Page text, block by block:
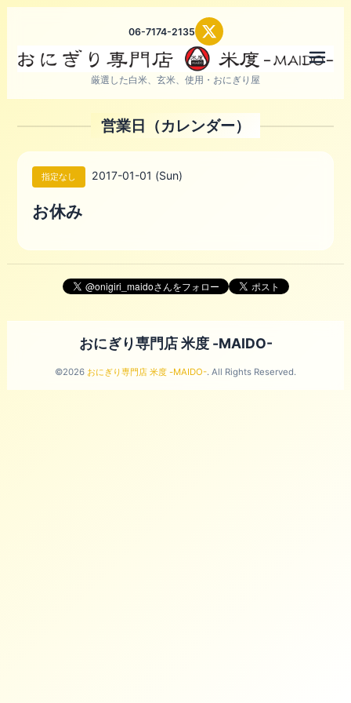
06-7174-2135
厳選した白米、玄米、使用・おにぎり屋
営業日（カレンダー）
指定なし 2017-01-01 (Sun)
お休み
おにぎり専門店 米度 -MAIDO-
©2026 おにぎり専門店 米度 -MAIDO-. All Rights Reserved.